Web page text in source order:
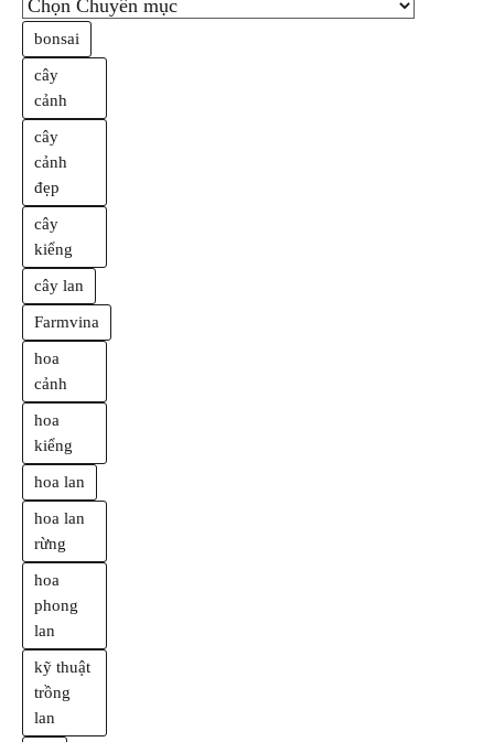
bonsai
cây
cảnh
cây
cảnh
đẹp
cây
kiểng
cây lan
Farmvina
hoa
cảnh
hoa
kiểng
hoa lan
hoa lan
rừng
hoa
phong
lan
kỹ thuật
trồng
lan